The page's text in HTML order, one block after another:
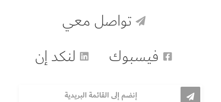
تواصل معي
فيسبوك
لنكد إن
إنضم إلى القائمة البريدية